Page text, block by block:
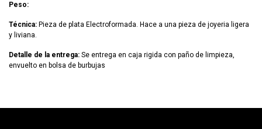
Peso:
Técnica: Pieza de plata Electroformada. Hace a una pieza de joyeria ligera
y liviana.
Detalle de la entrega: Se entrega en caja rigida con paño de limpieza,
envuelto en bolsa de burbujas